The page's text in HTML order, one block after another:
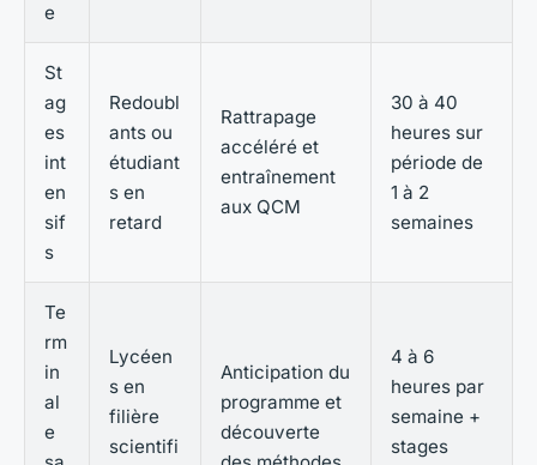
e
St
ag
es
int
en
sif
s
Redoubl
ants ou
étudiant
s en
retard
Rattrapage
accéléré et
entraînement
aux QCM
30 à 40
heures sur
période de
1 à 2
semaines
Te
rm
in
al
e
Lycéen
s en
filière
scientifi
Anticipation du
programme et
découverte
4 à 6
heures par
semaine +
stages